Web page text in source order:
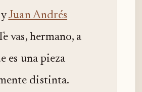
yJuan Andrés
vas, hermano, a
es una pieza
distinta.